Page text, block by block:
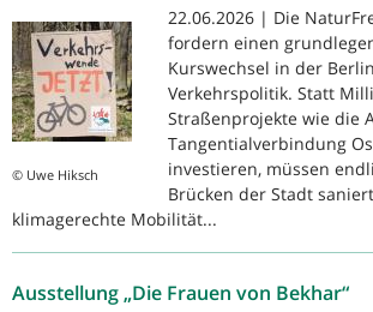
© Uwe Hiksch
22.06.2026 | Die
fordern einen
Kurswechsel in der
Verkehrspolitik. Statt
Straßenprojekte wie die
Tangentialverbindung
investieren, müssen
Brücken der Stadt
klimagerechte Mobilität...
Ausstellung „Die Frauen von Bekhar“